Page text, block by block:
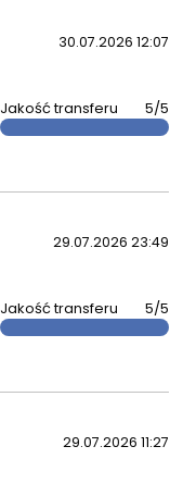
30.07.2026 12:07
Jakość transferu 5/5
29.07.2026 23:49
Jakość transferu 5/5
29.07.2026 11:27